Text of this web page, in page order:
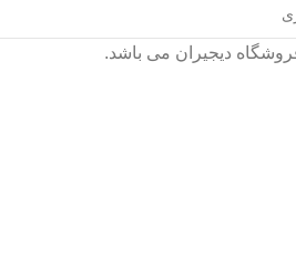
دیجیران می باشد.